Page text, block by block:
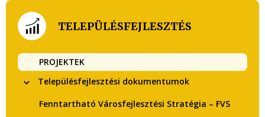
TELEPÜLÉSFEJLESZTÉS
PROJEKTEK
Településfejlesztési dokumentumok
Fenntartható Városfejlesztési Stratégia – FVS